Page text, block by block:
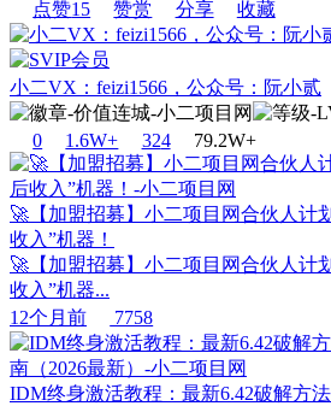
点赞15 赞赏 分享 收藏
小二VX：feizi1566，公众号：阮小贰
0
1.6W+ 324 79.2W+
🚀【加盟招募】小二项目网合伙人计
收入”机器！
🚀【加盟招募】小二项目网合伙人计
收入”机器...
12个月前
7758
IDM终身激活教程：最新6.42破解方